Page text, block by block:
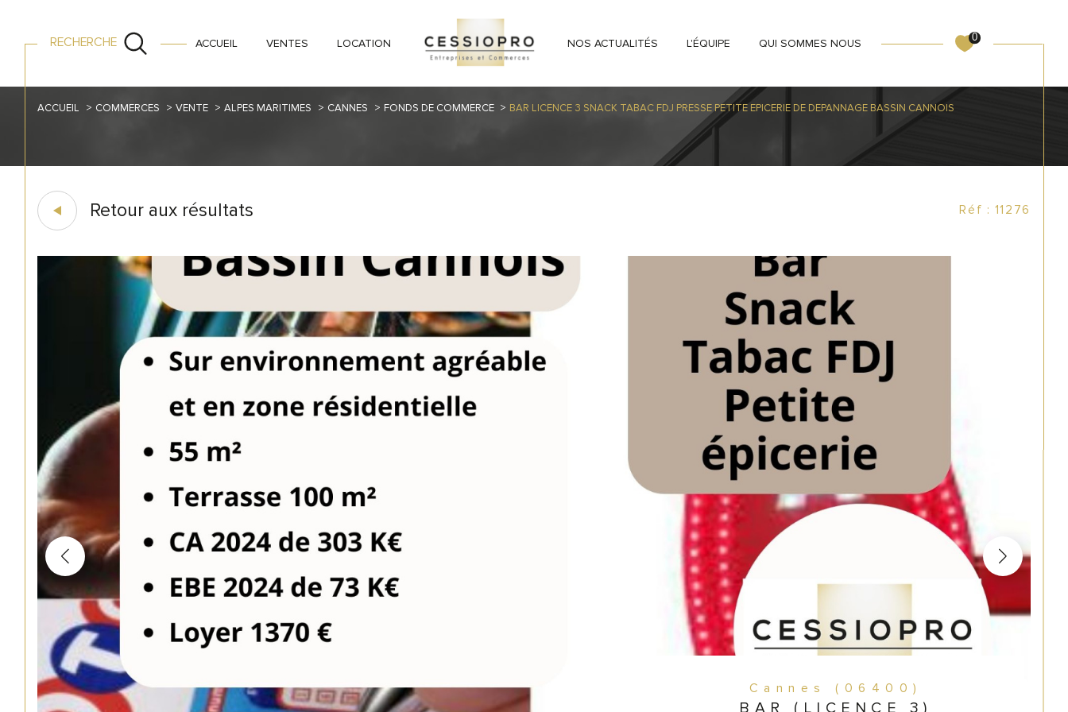
ACCUEIL VENTES LOCATION NOS ACTUALITÉS L'ÉQUIPE QUI SOMMES NOUS
RECHERCHE 0
ACCUEIL COMMERCES VENTE ALPES MARITIMES CANNES FONDS DE COMMERCE BAR LICENCE 3 SNACK TABAC FDJ PRESSE PETITE EPICERIE DE DEPANNAGE BASSIN CANNOIS
Retour aux résultats Réf : 11276
Cannes (06400)